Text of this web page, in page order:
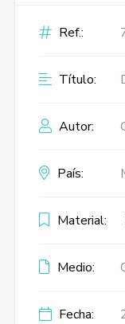
Ref.:
Título:
Autor:
País:
Material:
Medio:
Fecha: